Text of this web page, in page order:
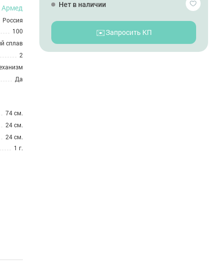
Армед
Россия
100
сплав
2
Да
74 см.
24 см.
24 см.
1 г.
Нет в наличии
✉️Запросить КП